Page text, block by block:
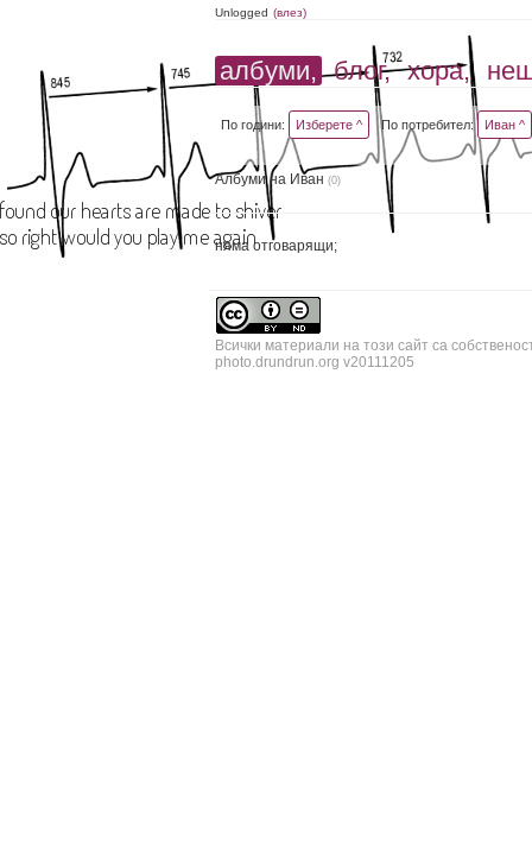
Unlogged (влез)
албуми, блог, хора,
По години: Изберете ^ По потребител: Иван ^
Албуми на Иван(0)
няма отговарящи;
Всички материали на този сайт са
photo.drundrun.org v20111205